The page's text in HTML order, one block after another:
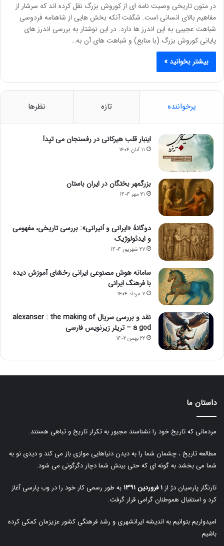
در متون تاریخی وصیت نامه ای از کوروش بزرگ نقل کرده اند که سرشار از
مفاهیم بالای انسانی است. شگفت آنکه بخش هایی از شاهنامه فردوسی
شباهت عجیبی به این اندرز ها دارد. در این نوشتار به بررسی اندرز های
پایانی کوروش بزرگ (با منابع) و شباهت های آن به…
بیشتر بخوانید »
پرخواننده تازه نظرها
اینبار قلب هیرکانی در رفسنجان می تپد!
۱۱ آبان ۱۴۰۴
بزرگمهر بختگان در ایران باستان
۲۱ مهر ۱۴۰۴
دوگانهٔ «ایرانی و اَنیرانی»: بررسی تاریخی، مفهومی
و ایدئولوژیک
۲۷ شهریور ۱۴۰۴
سامانه هوش مصنوعی ایرانی رخشای آموزش دیده
با فرهنگ ایرانی
۷ مرداد ۱۴۰۴
نقد و بررسی سریال alexanser : the making of
a god – تریلر زیرنویس فارسی
۲۲ بهمن ۱۴۰۲
داستان ما
مردمانی که تاریخ خود را نشناسند مجبور به تکرار تاریخ و تباهی هستند.
مطالعه تاریخ ، چشمان شما را به دیدن دنیاهایی موازی باز می کند و دیدی نو به
شما می بخشد به گونه ای که حتی بینش شما دچار دگرگونی می شود.
تارنگار پارسیان دژ از ۱ فروردین ۱۳۹۱
به طور رسمی کار خود را در وب پارسی آغاز
کرد و استقبال هموطنان گرامی قرار گرفت.
امیدواریم بتوانیم به اندیشه ایرانشهری و رشد فرهنگی کشور عزیزمان کمکی کرده
باشیم